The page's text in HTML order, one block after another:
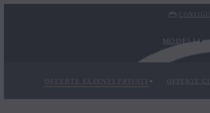
MODELLI
OFFERTE CLIENTI PRIVATI OFFERTE